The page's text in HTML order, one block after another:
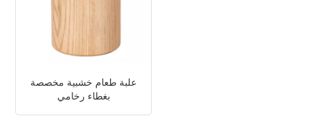
علبة طعام خشبية مخصصة
بغطاء رخامي